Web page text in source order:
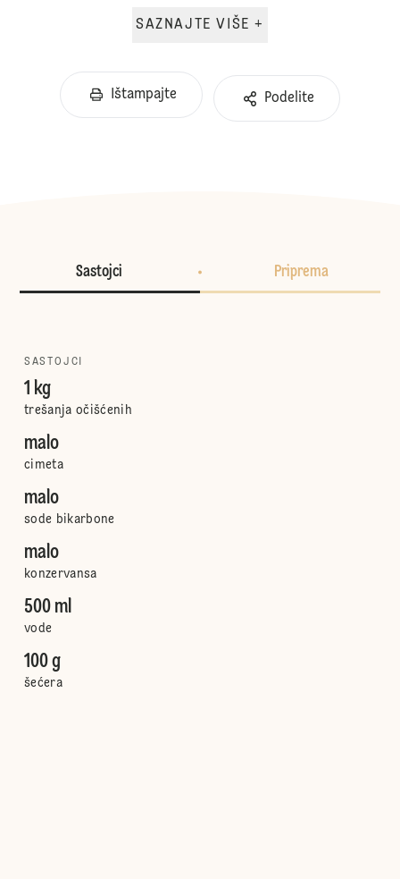
SAZNAJTE VIŠE +
Ištampajte Podelite
Sastojci Priprema
SASTOJCI
1 kg
trešanja očišćenih
malo
cimeta
malo
sode bikarbone
malo
konzervansa
500 ml
vode
100 g
šećera